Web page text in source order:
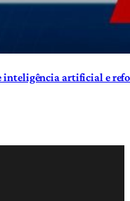
artificial e